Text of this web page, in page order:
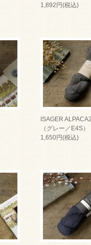
1,892円(税込)
ISAGER
（グレー／E4S）
1,650円(税込)